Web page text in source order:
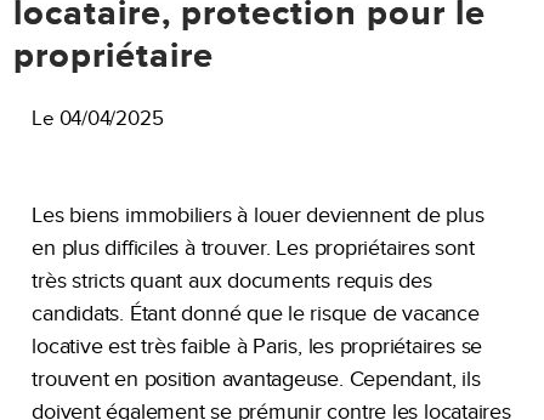
locataire, protection pour le
propriétaire
Le 04/04/2025
Les biens immobiliers à louer deviennent de plus
en plus difficiles à trouver. Les propriétaires sont
très stricts quant aux documents requis des
candidats. Étant donné que le risque de vacance
locative est très faible à Paris, les propriétaires se
trouvent en position avantageuse. Cependant, ils
doivent également se prémunir contre les locataires